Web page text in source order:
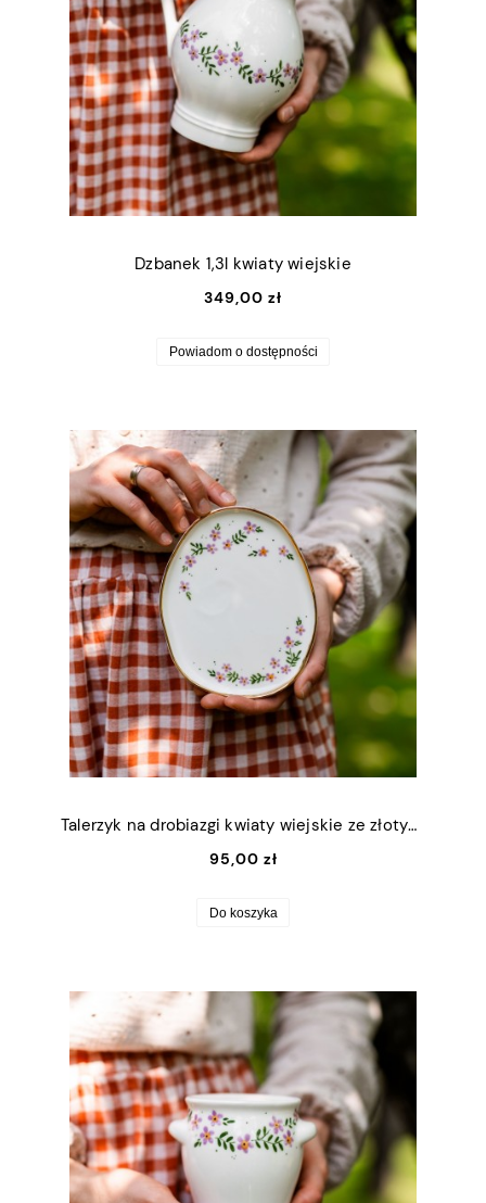
Dzbanek 1,3l kwiaty wiejskie
349,00 zł
Powiadom o dostępności
Talerzyk na drobiazgi kwiaty wiejskie ze złotym rantem 13x16,5cm (M)
95,00 zł
Do koszyka